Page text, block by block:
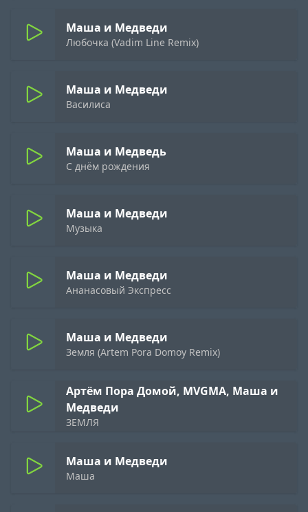
Маша и Медведи
Любочка (Vadim Line Remix)
Маша и Медведи
Василиса
Маша и Медведь
C днём рождения
Маша и Медведи
Музыка
Маша и Медведи
Ананасовый Экспресс
Маша и Медведи
Земля (Artem Pora Domoy Remix)
Артём Пора Домой, MVGMA, Маша и
Медведи
ЗЕМЛЯ
Маша и Медведи
Маша